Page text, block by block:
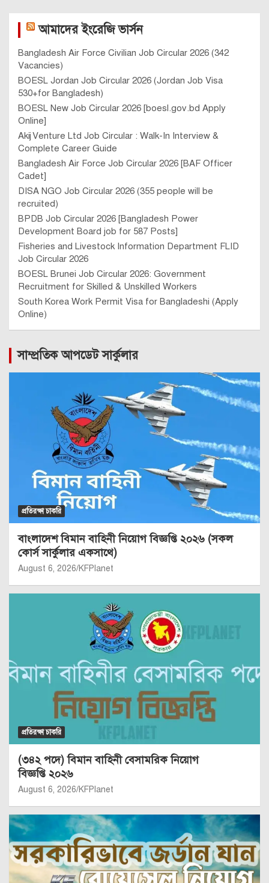
আমাদের ইংরেজি ভার্সন
Bangladesh Air Force Civilian Job Circular 2026 (342
Vacancies)
BOESL Jordan Job Circular 2026 (Jordan Job Visa
530+for Bangladesh)
BOESL New Job Circular 2026 [boesl.gov.bd Apply
Online]
Akij Venture Ltd Job Circular : Walk-In Interview &
Complete Career Guide
Bangladesh Air Force Job Circular 2026 [BAF Officer
Cadet]
DISA NGO Job Circular 2026 (355 people will be
recruited)
BPDB Job Circular 2026 [Bangladesh Power
Development Board job for 587 Posts]
Fisheries and Livestock Information Department FLID
Job Circular 2026
BOESL Brunei Job Circular 2026: Government
Recruitment for Skilled & Unskilled Workers
South Korea Work Permit Visa for Bangladeshi (Apply
Online)
সাম্প্রতিক আপডেট সার্কুলার
প্রতিরক্ষা চাকরি
বাংলাদেশ বিমান বাহিনী নিয়োগ বিজ্ঞপ্তি ২০২৬ (সকল
কোর্স সার্কুলার একসাথে)
August 6, 2026 KFPlanet
প্রতিরক্ষা চাকরি
(৩৪২ পদে) বিমান বাহিনী বেসামরিক নিয়োগ
বিজ্ঞপ্তি ২০২৬
August 6, 2026 KFPlanet